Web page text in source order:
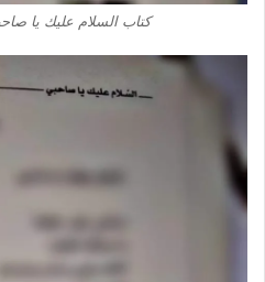
كتاب السلام عليك يا